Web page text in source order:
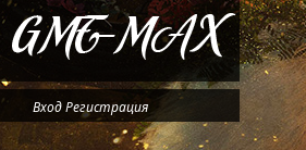
ВходРегистрация